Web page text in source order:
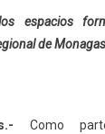
espacios
de Monagas
Como